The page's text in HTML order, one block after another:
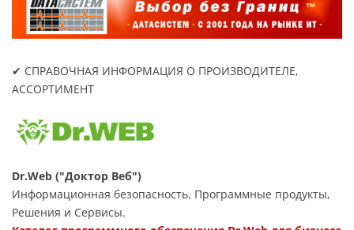
✔ СПРАВОЧНАЯ ИНФОРМАЦИЯ О ПРОИЗВОДИТЕЛЕ,
АССОРТИМЕНТ
Dr.Web ("Доктор Веб")
Информационная безопасность. Программные продукты,
Решения и Сервисы.